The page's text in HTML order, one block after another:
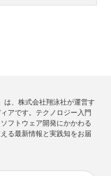
は、株式会社翔泳社が運営す
アです。テクノロジー入門
フトウェア開発にかかわる
る最新情報と実践知をお届